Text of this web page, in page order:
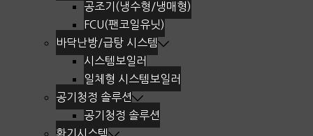
공조기(냉수형/냉매형)
FCU(팬코일유닛)
바닥난방/급탕 시스템
시스템보일러
일체형 시스템보일러
공기청정 솔루션
공기청정 솔루션
환기시스템